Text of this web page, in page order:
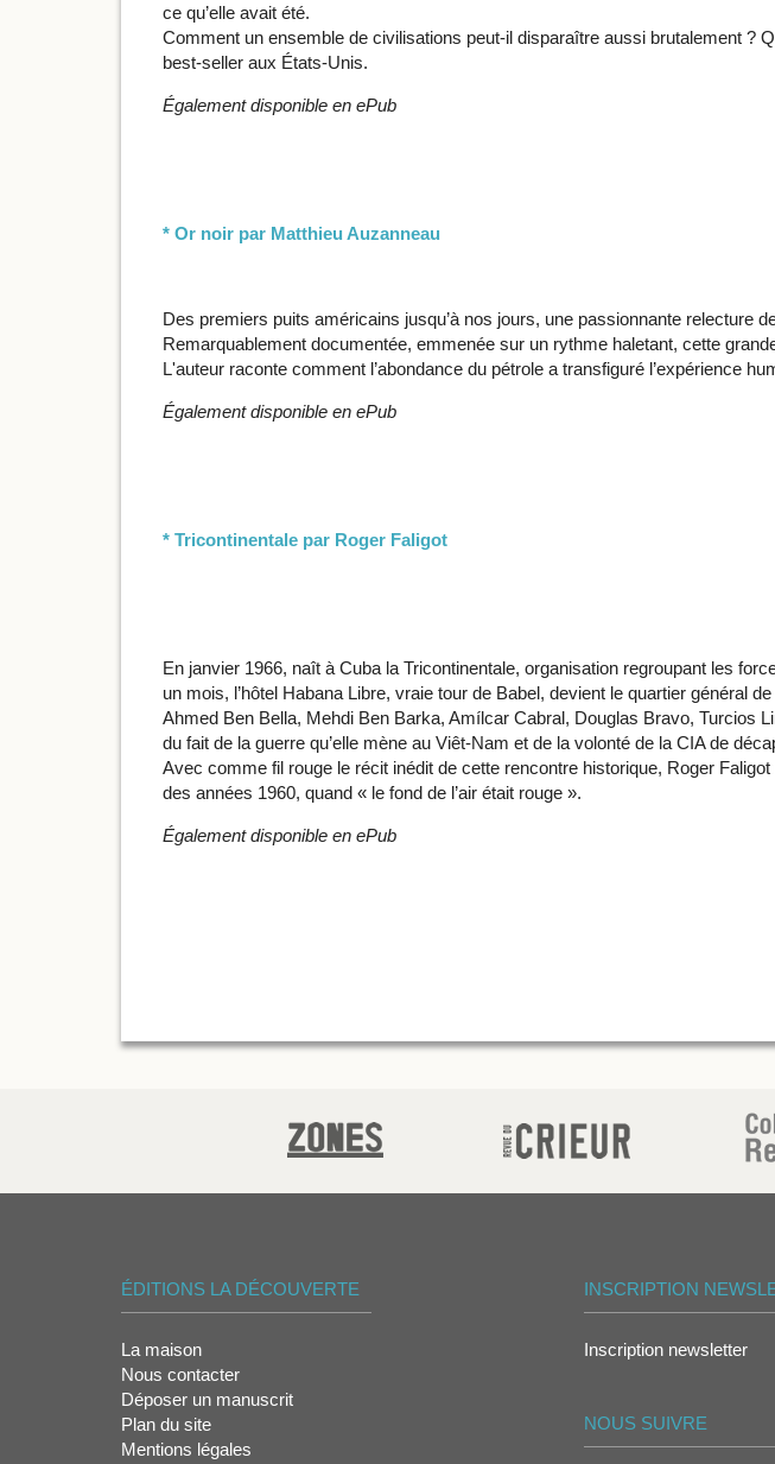
ce qu’elle avait été.
Comment un ensemble de civilisations peut-il disparaître aussi brutalement ?
best-seller aux États-Unis.
Également disponible en ePub
* Or noir par Matthieu Auzanneau
Des premiers puits américains jusqu’à nos jours, une passionnante relecture
Remarquablement documentée, emmenée sur un rythme haletant, cette
L'auteur raconte comment l’abondance du pétrole a transfiguré l’expérience
Également disponible en ePub
* Tricontinentale par Roger Faligot
En janvier 1966, naît à Cuba la Tricontinentale, organisation regroupant les
un mois, l’hôtel Habana Libre, vraie tour de Babel, devient le quartier général
Ahmed Ben Bella, Mehdi Ben Barka, Amílcar Cabral, Douglas Bravo,
du fait de la guerre qu’elle mène au Viêt-Nam et de la volonté de la CIA de
Avec comme fil rouge le récit inédit de cette rencontre historique, Roger
des années 1960, quand « le fond de l’air était rouge ».
Également disponible en ePub
ÉDITIONS LA DÉCOUVERTE
La maison
Nous contacter
Déposer un manuscrit
Plan du site
Mentions légales
INSCRIPTION
Inscription newsletter
NOUS SUIVRE